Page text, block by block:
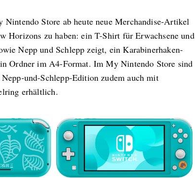
Nintendo Store ab heute neue Merchandise-Artikel
Horizons zu haben: ein T-Shirt für Erwachsene und
Nepp und Schlepp zeigt, ein Karabinerhaken-
Ordner im A4-Format. Im My Nintendo Store sind
und-Schlepp-Edition zudem auch mit
erhältlich.